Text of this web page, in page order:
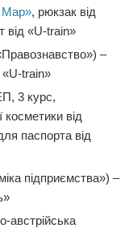
, рюкзак від
від «U-train»
–
«U-train»
3 курс,
від
паспорта від
підприємства») –
австрійська